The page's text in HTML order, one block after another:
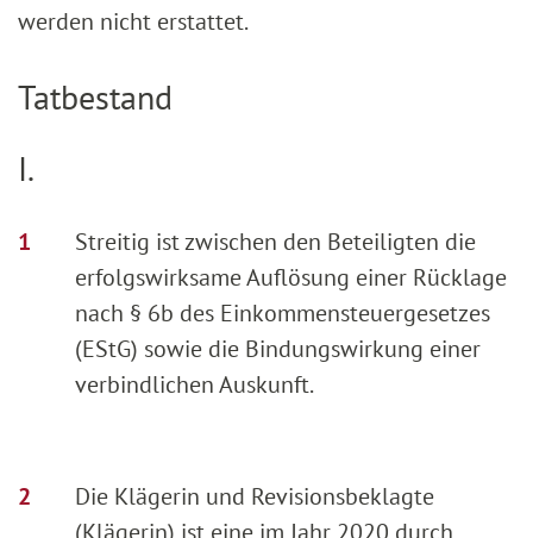
werden nicht erstattet.
Tatbestand
I.
Streitig ist zwischen den Beteiligten die
erfolgswirksame Auflösung einer Rücklage
nach § 6b des Einkommensteuergesetzes
(EStG) sowie die Bindungswirkung einer
verbindlichen Auskunft.
Die Klägerin und Revisionsbeklagte